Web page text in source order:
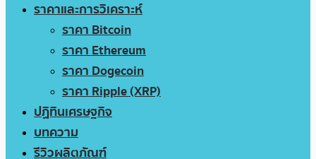
ราคาและการวิเคราะห์
ราคา Bitcoin
ราคา Ethereum
ราคา Dogecoin
ราคา Ripple (XRP)
ปฏิทินเศรษฐกิจ
บทความ
รีวิวผลิตภัณฑ์